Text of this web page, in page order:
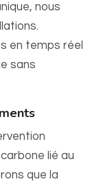
nous
en temps réel
sans
lié au
que la